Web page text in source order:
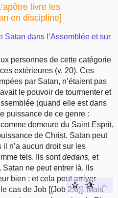
livre les
en discipline]
Satan dans l’Assemblée et sur
personnes de cette catégorie
extérieures (v. 20). Ces
par Satan, n’étaient pas
le pouvoir de tourmenter et
(quand elle est dans
puissance de ce genre :
demeure du Saint Esprit,
de Christ. Satan peut
n’a aucun droit sur les
tels. Ils sontdedans, et
ne peut entrer là. Ils
bien ; et cela peut arriver
cas de Job [(Job 2:6)]. Mais